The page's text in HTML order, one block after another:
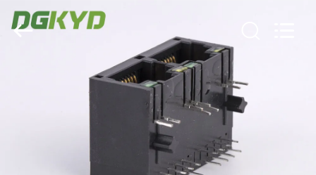
ΕΜΦΆΝΙΣΗ
Electronic
Technology
Co.,ltd.